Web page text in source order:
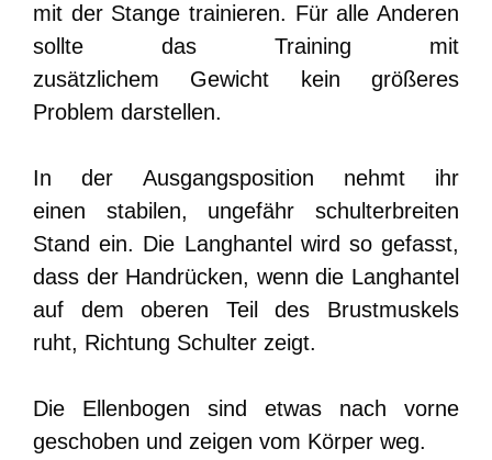
mit der Stange trainieren. Für alle Anderen
sollte das Training mit
zusätzlichem Gewicht kein größeres
Problem darstellen.
In der Ausgangsposition nehmt ihr
einen stabilen, ungefähr schulterbreiten
Stand ein. Die Langhantel wird so gefasst,
dass der Handrücken, wenn die Langhantel
auf dem oberen Teil des Brustmuskels
ruht, Richtung Schulter zeigt.
Die Ellenbogen sind etwas nach vorne
geschoben und zeigen vom Körper weg.